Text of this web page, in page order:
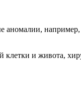
аномалии,
и живота,